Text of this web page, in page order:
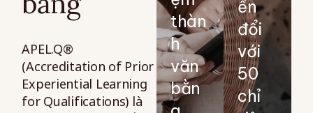
APEL.Q®
(Accreditation of Prior
Experiential Learning
for Qualifications) là
thàn
h
văn
bằn
ển
đổi
với
50
chỉ